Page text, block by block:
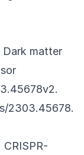
Dark matter
2303.45678.